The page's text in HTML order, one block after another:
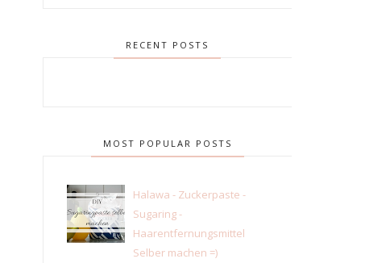
RECENT POSTS
MOST POPULAR POSTS
Halawa - Zuckerpaste -
Sugaring -
Haarentfernungsmittel
Selber machen =)